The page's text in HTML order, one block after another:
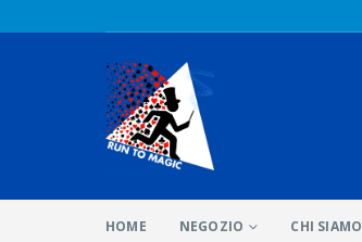
HOME NEGOZIO CHI SIAMO